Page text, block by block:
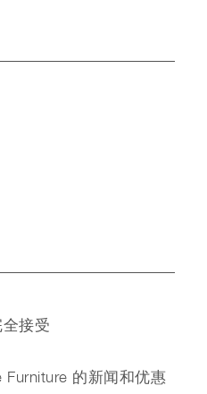
接受
的新闻和优惠